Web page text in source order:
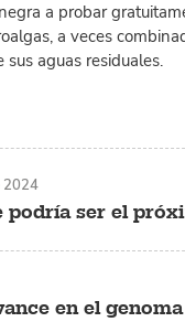
a probar
a veces
aguas residuales.
podría ser el
2024
en el